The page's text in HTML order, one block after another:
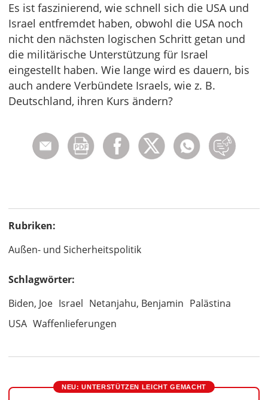
Es ist faszinierend, wie schnell sich die USA und
Israel entfremdet haben, obwohl die USA noch
nicht den nächsten logischen Schritt getan und
die militärische Unterstützung für Israel
eingestellt haben. Wie lange wird es dauern, bis
auch andere Verbündete Israels, wie z. B.
Deutschland, ihren Kurs ändern?
Rubriken:
Außen- und Sicherheitspolitik
Schlagwörter:
Biden, Joe Israel Netanjahu, Benjamin Palästina
USA Waffenlieferungen
NEU: UNTERSTÜTZEN LEICHT GEMACHT